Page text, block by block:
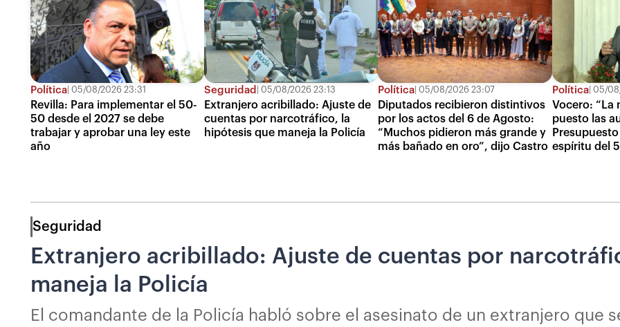
Política 05/08/2026 23:31
Revilla: Para implementar el 50-
50 desde el 2027 se debe
trabajar y aprobar una ley este
año
Seguridad 05/08/2026 23:13
Extranjero acribillado: Ajuste de
cuentas por narcotráfico, la
hipótesis que maneja la Policía
Política 05/08/2026 23:07
Diputados recibieron distintivos
por los actos del 6 de Agosto:
“Muchos pidieron más grande y
más bañado en oro”, dijo Castro
Política 05/
Vocero: “La
puesto las
espíritu del
Seguridad
Extranjero acribillado: Ajuste de cuentas por
maneja la Policía
El comandante de la Policía habló sobre el asesinato de un extranjero que